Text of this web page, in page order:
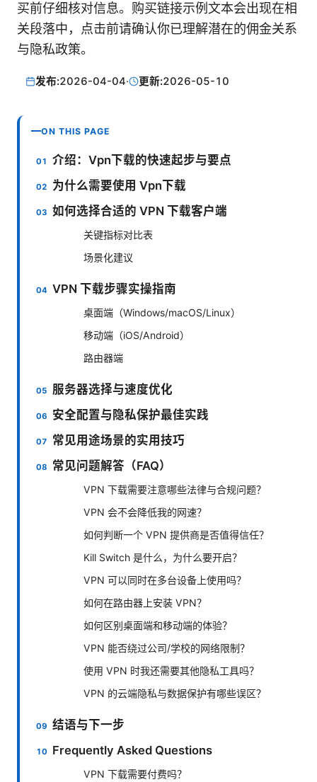
买前仔细核对信息。购买链接示例文本会出现在相
关段落中，点击前请确认你已理解潜在的佣金关系
与隐私政策。
发布:2026-04-04· 更新:2026-05-10
ON THIS PAGE
介绍：Vpn下载的快速起步与要点
为什么需要使用 Vpn下载
如何选择合适的 VPN 下载客户端
关键指标对比表
场景化建议
VPN 下载步骤实操指南
桌面端（Windows/macOS/Linux）
移动端（iOS/Android）
路由器端
服务器选择与速度优化
安全配置与隐私保护最佳实践
常见用途场景的实用技巧
常见问题解答（FAQ）
VPN 下载需要注意哪些法律与合规问题？
VPN 会不会降低我的网速？
如何判断一个 VPN 提供商是否值得信任？
Kill Switch 是什么，为什么要开启？
VPN 可以同时在多台设备上使用吗？
如何在路由器上安装 VPN？
如何区别桌面端和移动端的体验？
VPN 能否绕过公司/学校的网络限制？
使用 VPN 时我还需要其他隐私工具吗？
VPN 的云端隐私与数据保护有哪些误区？
结语与下一步
Frequently Asked Questions
VPN 下载需要付费吗？